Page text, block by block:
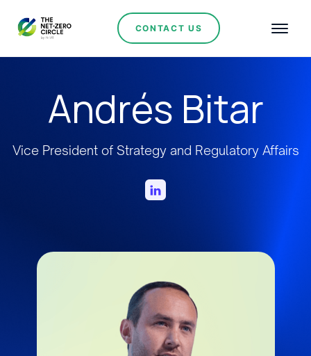
CONTACT US
Andrés Bitar
Vice President of Strategy and Regulatory Affairs